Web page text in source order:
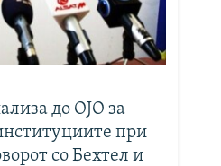
до ОЈО за
при
со Бехтел и